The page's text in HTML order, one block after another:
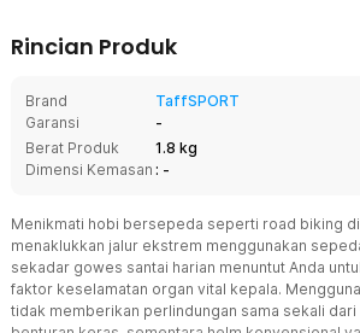
Rincian Produk
Brand
TaffSPORT
Garansi
-
Berat Produk
1.8 kg
Dimensi Kemasan : -
Menikmati hobi bersepeda seperti road biking di
menaklukkan jalur ekstrem menggunakan
sekadar gowes santai harian menuntut Anda
faktor keselamatan organ vital kepala.
tidak memberikan perlindungan sama sekali